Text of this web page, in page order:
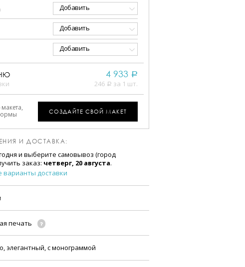
Добавить
Добавить
Добавить
4 933 a
246 a за 1 шт.
СОЗДАЙТЕ СВОЙ МАКЕТ
И ДОСТАВКА:
и выберите самовывоз (город
заказ: четверг, 20 августа.
варианты доставки
печать
элегантный, с монограммой